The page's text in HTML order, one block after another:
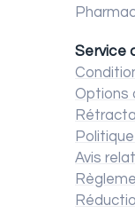
Service
Options
Avis